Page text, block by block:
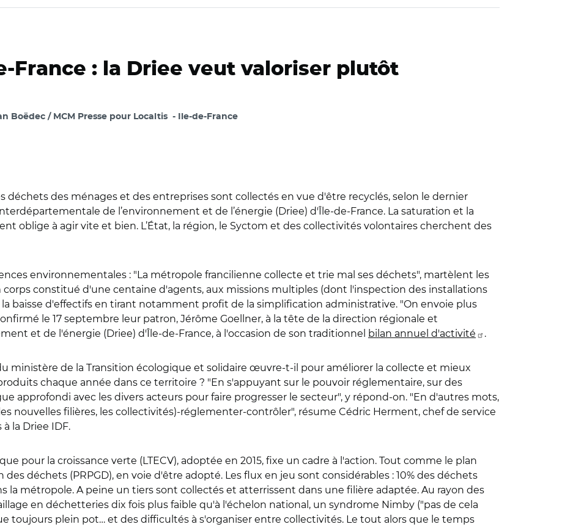
France : la Driee veut valoriser plutôt
Boëdec / MCM Presse pour Localtis Ile-de-France
déchets des ménages et des entreprises sont collectés en vue d'être recyclés, selon le dernier
de l’environnement et de l’énergie (Driee) d'Île-de-France. La saturation et la
oblige à agir vite et bien. L’État, la région, le Syctom et des collectivités volontaires cherchent des
environnementales : "La métropole francilienne collecte et trie mal ses déchets", martèlent les
constitué d'une centaine d'agents, aux missions multiples (dont l'inspection des installations
la baisse d'effectifs en tirant notamment profit de la simplification administrative. "On envoie plus
le 17 septembre leur patron, Jérôme Goellner, à la tête de la direction régionale et
et de l'énergie (Driee) d'Île-de-France, à l'occasion de son traditionnel bilan annuel d'activité .
ministère de la Transition écologique et solidaire œuvre-t-il pour améliorer la collecte et mieux
chaque année dans ce territoire ? "En s'appuyant sur le pouvoir réglementaire, sur des
approfondi avec les divers acteurs pour faire progresser le secteur", y répond-on. "En d'autres mots,
nouvelles filières, les collectivités)-réglementer-contrôler", résume Cédric Herment, chef de service
la Driee IDF.
pour la croissance verte (LTECV), adoptée en 2015, fixe un cadre à l'action. Tout comme le plan
déchets (PRPGD), en voie d'être adopté. Les flux en jeu sont considérables : 10% des déchets
la métropole. A peine un tiers sont collectés et atterrissent dans une filière adaptée. Au rayon des
en déchetteries dix fois plus faible qu'à l'échelon national, un syndrome Nimby ("pas de cela
toujours plein pot… et des difficultés à s'organiser entre collectivités. Le tout alors que le temps